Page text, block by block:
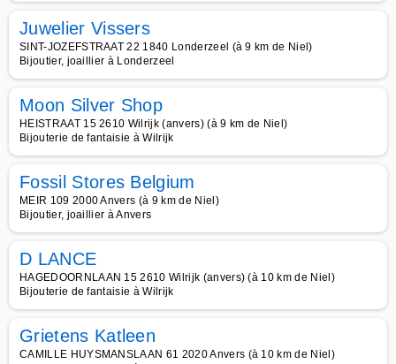
Juwelier Vissers
SINT-JOZEFSTRAAT 22 1840 Londerzeel (à 9 km de Niel)
Bijoutier, joaillier à Londerzeel
Moon Silver Shop
HEISTRAAT 15 2610 Wilrijk (anvers) (à 9 km de Niel)
Bijouterie de fantaisie à Wilrijk
Fossil Stores Belgium
MEIR 109 2000 Anvers (à 9 km de Niel)
Bijoutier, joaillier à Anvers
D LANCE
HAGEDOORNLAAN 15 2610 Wilrijk (anvers) (à 10 km de Niel)
Bijouterie de fantaisie à Wilrijk
Grietens Katleen
CAMILLE HUYSMANSLAAN 61 2020 Anvers (à 10 km de Niel)